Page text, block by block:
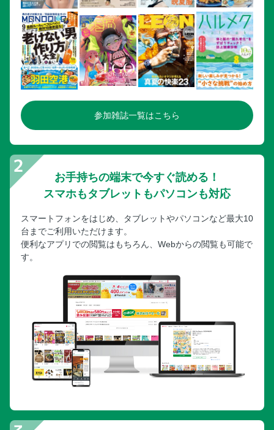
参加雑誌一覧はこちら
お手持ちの端末で今すぐ読める！
スマホもタブレットもパソコンも対応
スマートフォンをはじめ、タブレットやパソコンなど最大10
台までご利用いただけます。
便利なアプリでの閲覧はもちろん、Webからの閲覧も可能で
す。